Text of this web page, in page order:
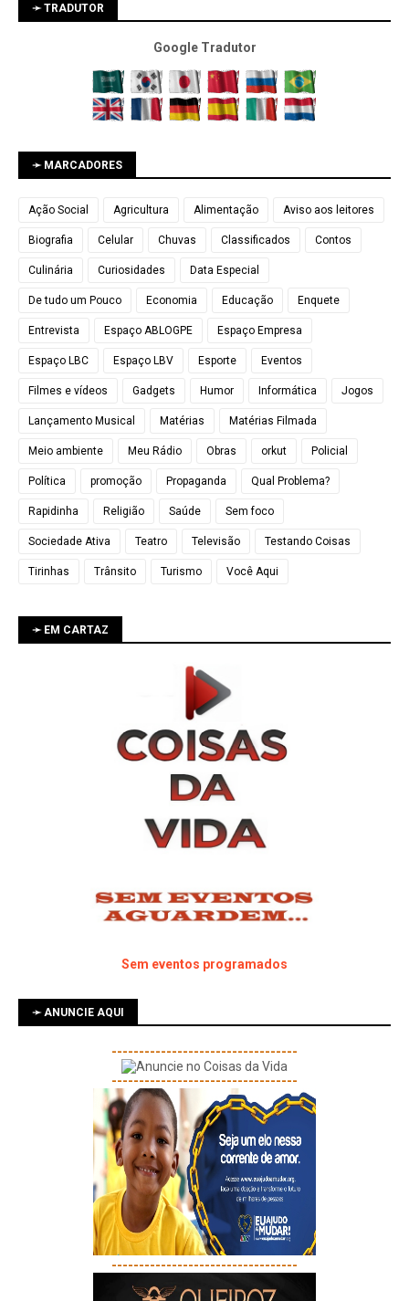
➛ TRADUTOR
Google Tradutor
➛ MARCADORES
Ação Social Agricultura Alimentação Aviso aos leitores
Biografia Celular Chuvas Classificados Contos
Culinária Curiosidades Data Especial
De tudo um Pouco Economia Educação Enquete
Entrevista Espaço ABLOGPE Espaço Empresa
Espaço LBC Espaço LBV Esporte Eventos
Filmes e vídeos Gadgets Humor Informática Jogos
Lançamento Musical Matérias Matérias Filmada
Meio ambiente Meu Rádio Obras orkut Policial
Política promoção Propaganda Qual Problema?
Rapidinha Religião Saúde Sem foco
Sociedade Ativa Teatro Televisão Testando Coisas
Tirinhas Trânsito Turismo Você Aqui
➛ EM CARTAZ
Sem eventos programados
➛ ANUNCIE AQUI
----------------------------------
----------------------------------
----------------------------------